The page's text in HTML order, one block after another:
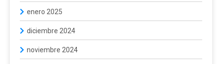
enero 2025
diciembre 2024
noviembre 2024